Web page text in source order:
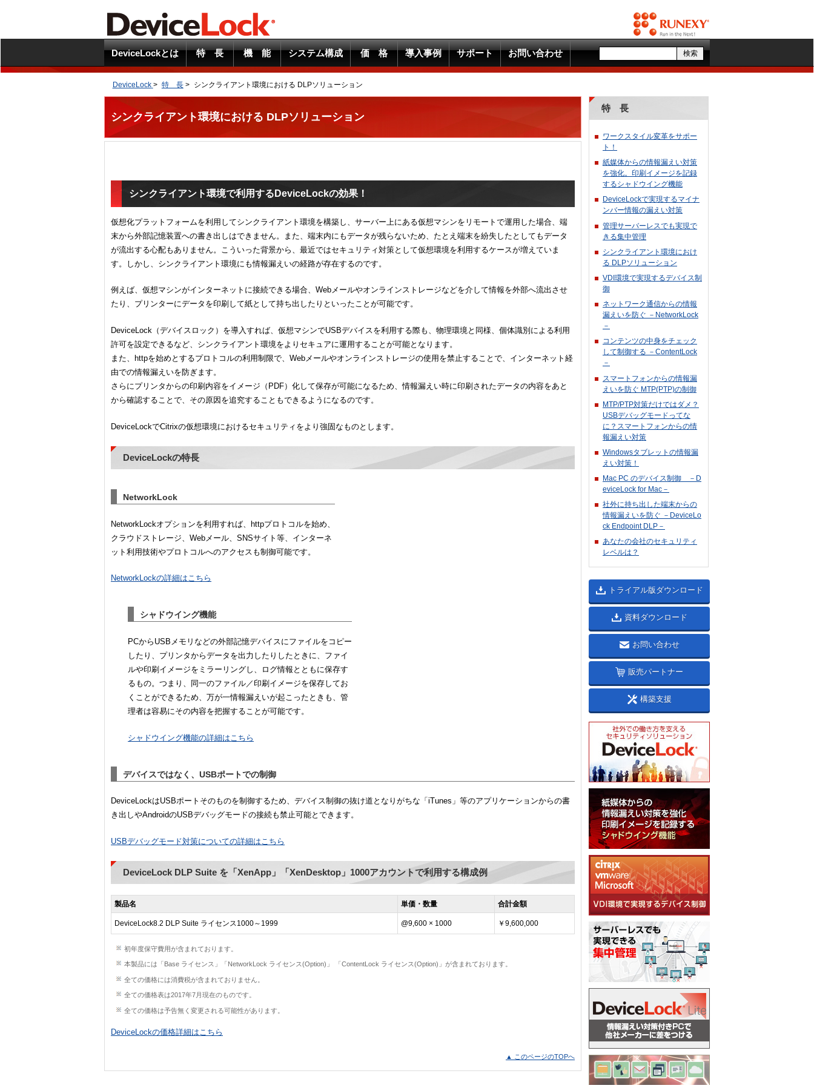
DeviceLockとは 特 長 機 能 システム構成 価 格 導入事例 サポート お問い合わせ
DeviceLock > 特 長> シンクライアント環境における DLPソリューション
シンクライアント環境における DLPソリューション
シンクライアント環境で利用するDeviceLockの効果！
仮想化プラットフォームを利用してシンクライアント環境を構築し、サーバー上にある仮想マシンをリモートで運用した場合、端
末から外部記憶装置への書き出しはできません。また、端末内にもデータが残らないため、たとえ端末を紛失したとしてもデータ
が流出する心配もありません。こういった背景から、最近ではセキュリティ対策として仮想環境を利用するケースが増えていま
す。しかし、シンクライアント環境にも情報漏えいの経路が存在するのです。
例えば、仮想マシンがインターネットに接続できる場合、Webメールやオンラインストレージなどを介して情報を外部へ流出させ
たり、プリンターにデータを印刷して紙として持ち出したりといったことが可能です。
DeviceLock（デバイスロック）を導入すれば、仮想マシンでUSBデバイスを利用する際も、物理環境と同様、個体識別による利用
許可を設定できるなど、シンクライアント環境をよりセキュアに運用することが可能となります。
また、httpを始めとするプロトコルの利用制限で、Webメールやオンラインストレージの使用を禁止することで、インターネット経
由での情報漏えいを防ぎます。
さらにプリンタからの印刷内容をイメージ（PDF）化して保存が可能になるため、情報漏えい時に印刷されたデータの内容をあと
から確認することで、その原因を追究することもできるようになるのです。
DeviceLockでCitrixの仮想環境におけるセキュリティをより強固なものとします。
DeviceLockの特長
NetworkLock
NetworkLockオプションを利用すれば、httpプロトコルを始め、
クラウドストレージ、Webメール、SNSサイト等、インターネ
ット利用技術やプロトコルへのアクセスも制御可能です。
NetworkLockの詳細はこちら
シャドウイング機能
PCからUSBメモリなどの外部記憶デバイスにファイルをコピー
したり、プリンタからデータを出力したりしたときに、ファイ
ルや印刷イメージをミラーリングし、ログ情報とともに保存す
るもの。つまり、同一のファイル／印刷イメージを保存してお
くことができるため、万が一情報漏えいが起こったときも、管
理者は容易にその内容を把握することが可能です。
シャドウイング機能の詳細はこちら
デバイスではなく、USBポートでの制御
DeviceLockはUSBポートそのものを制御するため、デバイス制御の抜け道となりがちな「iTunes」等のアプリケーションからの書
き出しやAndroidのUSBデバッグモードの接続も禁止可能とできます。
USBデバッグモード対策についての詳細はこちら
DeviceLock DLP Suite を「XenApp」「XenDesktop」1000アカウントで利用する構成例
製品名 単価・数量 合計金額
DeviceLock8.2 DLP Suite ライセンス1000～1999 @9,600 × 1000 ￥9,600,000
初年度保守費用が含まれております。
本製品には「Base ライセンス」「NetworkLock ライセンス(Option)」 「ContentLock ライセンス(Option)」が含まれております。
全ての価格には消費税が含まれておりません。
全ての価格表は2017年7月現在のものです。
全ての価格は予告無く変更される可能性があります。
DeviceLockの価格詳細はこちら
▲ このページのTOPへ
特 長
ワークスタイル変革をサポー
ト！
紙媒体からの情報漏えい対策
を強化。印刷イメージを記録
するシャドウイング機能
DeviceLockで実現するマイナ
ンバー情報の漏えい対策
管理サーバーレスでも実現で
きる集中管理
シンクライアント環境におけ
る DLPソリューション
VDI環境で実現するデバイス制
御
ネットワーク通信からの情報
漏えいを防ぐ －NetworkLock
－
コンテンツの中身をチェック
して制御する －ContentLock
－
スマートフォンからの情報漏
えいを防ぐ MTP(PTP)の制御
MTP/PTP対策だけではダメ？
USBデバッグモードってな
に？スマートフォンからの情
報漏えい対策
Windowsタブレットの情報漏
えい対策！
Mac PC のデバイス制御 －D
eviceLock for Mac－
社外に持ち出した端末からの
情報漏えいを防ぐ －DeviceLo
ck Endpoint DLP－
あなたの会社のセキュリティ
レベルは？
トライアル版ダウンロード
資料ダウンロード
お問い合わせ
販売パートナー
構築支援